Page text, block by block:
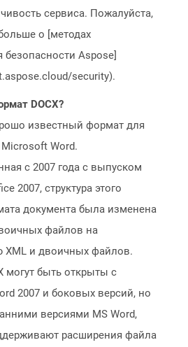
сервиса. Пожалуйста,
о [методах
безопасности Aspose]
security).
DOCX?
известный формат для
Word.
с 2007 года с выпуском
2007, структура этого
документа была изменена
файлов на
XML и двоичных файлов.
могут быть открыты с
2007 и боковых версий, но
версиями MS Word,
расширения файла